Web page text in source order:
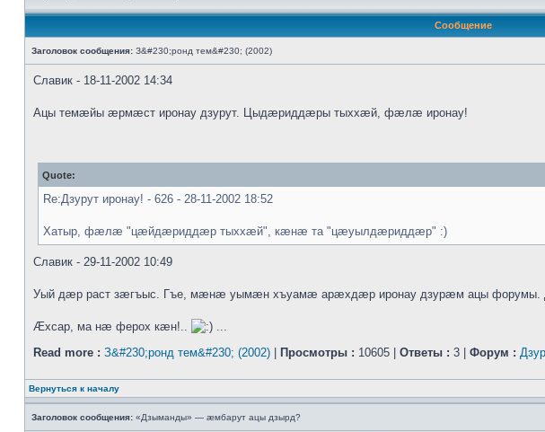
Сообщение
Заголовок сообщения: З&#230;ронд тем&#230; (2002)
Славик - 18-11-2002 14:34
Ацы темæйы æрмæст иронау дзурут. Цыдæриддæры тыххæй, фæлæ иронау!
Quote:
Re:Дзурут иронау! - 626 - 28-11-2002 18:52
Хатыр, фæлæ "цæйдæриддæр тыххæй", кæнæ та "цæуылдæриддæр" :)
Славик - 29-11-2002 10:49
Уый дæр раст зæгъыс. Гъе, мæнæ уымæн хъуамæ арæхдæр иронау дзурæм ацы форумы.
Æхсар, ма нæ ферох кæн!..
...
Read more : З&#230;ронд тем&#230; (2002) Просмотры : 10605 | Ответы : 3 | Форум :
Вернуться к началу
Заголовок сообщения: «Дзыманды» — æмбарут ацы дзырд?